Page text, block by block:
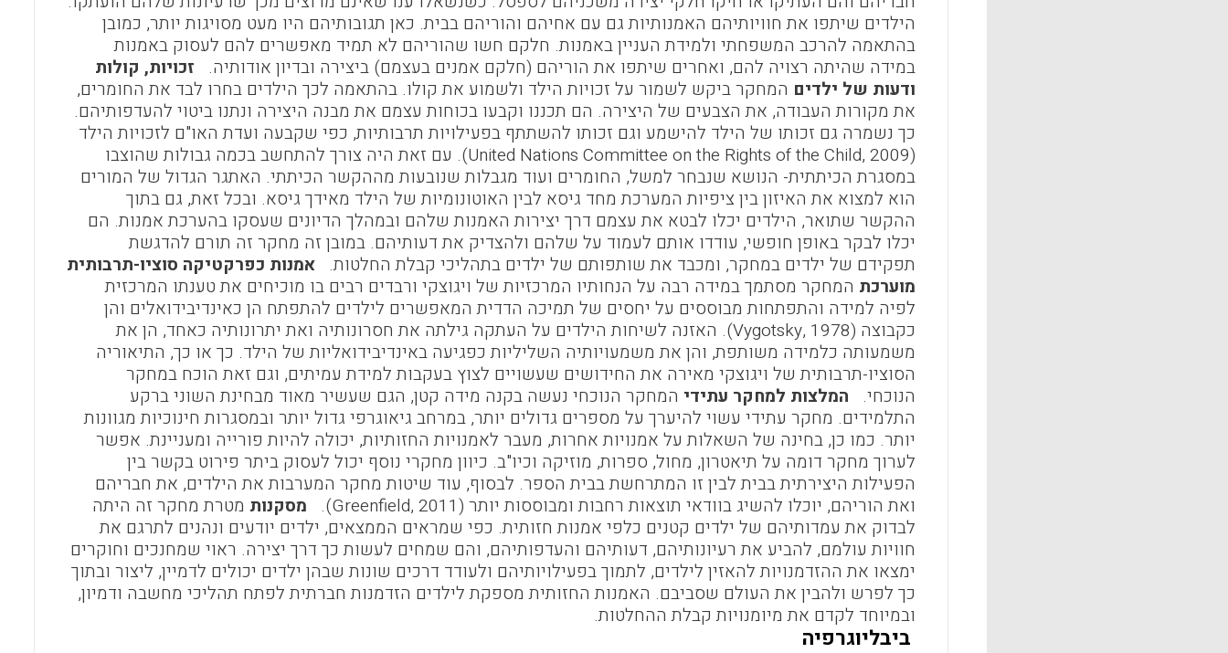
הילדים שיתפו את חוויותיהם האמנותיות גם עם אחיהם והוריהם בבית. כאן תגובותיהם היו מעט מסויגות יותר, כמובן
בהתאמה להרכב המשפחתי ולמידת העניין באמנות. חלקם חשו שהוריהם לא תמיד מאפשרים להם לעסוק באמנות
במידה שהיתה רצויה להם, ואחרים שיתפו את הוריהם (חלקם אמנים בעצמם) ביצירה ובדיון אודותיה. זכויות, קולות
ודעות של ילדים המחקר ביקש לשמור על זכויות הילד ולשמוע את קולו. בהתאמה לכך הילדים בחרו לבד את החומרים,
את מקורות העבודה, את הצבעים של היצירה. הם תכננו וקבעו בכוחות עצמם את מבנה היצירה ונתנו ביטוי להעדפותיהם.
כך נשמרה גם זכותו של הילד להישמע וגם זכותו להשתתף בפעילויות תרבותיות, כפי שקבעה ועדת האו"ם לזכויות הילד
(United Nations Committee on the Rights of the Child, 2009). עם זאת היה צורך להתחשב בכמה גבולות שהוצבו
במסגרת הכיתתית- הנושא שנבחר למשל, החומרים ועוד מגבלות שנובעות מההקשר הכיתתי. האתגר הגדול של המורים
הוא למצוא את האיזון בין ציפיות המערכת מחד גיסא לבין האוטונומיות של הילד מאידך גיסא. ובכל זאת, גם בתוך
ההקשר שתואר, הילדים יכלו לבטא את עצמם דרך יצירות האמנות שלהם ובמהלך הדיונים שעסקו בהערכת אמנות. הם
יכלו לבקר באופן חופשי, עודדו אותם לעמוד על שלהם ולהצדיק את דעותיהם. במובן זה מחקר זה תורם להדגשת
תפקידם של ילדים במחקר, ומכבד את שותפותם של ילדים בתהליכי קבלת החלטות. אמנות כפרקטיקה סוציו-תרבותית
מוערכת המחקר מסתמך במידה רבה על הנחותיו המרכזיות של ויגוצקי ורבדים רבים בו מוכיחים את טענתו המרכזית
לפיה למידה והתפתחות מבוססים על יחסים של תמיכה הדדית המאפשרים לילדים להתפתח הן כאינדיבידואלים והן
כקבוצה (Vygotsky, 1978). האזנה לשיחות הילדים על העתקה גילתה את חסרונותיה ואת יתרונותיה כאחד, הן את
משמעותה כלמידה משותפת, והן את משמעויותיה השליליות כפגיעה באינדיבידואליות של הילד. כך או כך, התיאוריה
הסוציו-תרבותית של ויגוצקי מאירה את החידושים שעשויים לצוץ בעקבות למידת עמיתים, וגם זאת הוכח במחקר
הנוכחי. המלצות למחקר עתידי המחקר הנוכחי נעשה בקנה מידה קטן, הגם שעשיר מאוד מבחינת השוני ברקע
התלמידים. מחקר עתידי עשוי להיערך על מספרים גדולים יותר, במרחב גיאוגרפי גדול יותר ובמסגרות חינוכיות מגוונות
יותר. כמו כן, בחינה של השאלות על אמנויות אחרות, מעבר לאמנויות החזותיות, יכולה להיות פורייה ומעניינת. אפשר
לערוך מחקר דומה על תיאטרון, מחול, ספרות, מוזיקה וכיו"ב. כיוון מחקרי נוסף יכול לעסוק ביתר פירוט בקשר בין
הפעילות היצירתית בבית לבין זו המתרחשת בבית הספר. לבסוף, עוד שיטות מחקר המערבות את הילדים, את חבריהם
ואת הוריהם, יוכלו להשיג בוודאי תוצאות רחבות ומבוססות יותר (Greenfield, 2011).
מסקנות מטרת מחקר זה היתה
לבדוק את עמדותיהם של ילדים קטנים כלפי אמנות חזותית. כפי שמראים הממצאים, ילדים יודעים ונהנים לתרגם את
חוויות עולמם, להביע את רעיונותיהם, דעותיהם והעדפותיהם, והם שמחים לעשות כך דרך יצירה. ראוי שמחנכים וחוקרים
ימצאו את ההזדמנויות להאזין לילדים, לתמוך בפעילויותיהם ולעודד דרכים שונות שבהן ילדים יכולים לדמיין, ליצור ובתוך
כך לפרש ולהבין את העולם שסביבם. האמנות החזותית מספקת לילדים הזדמנות חברתית לפתח תהליכי מחשבה ודמיון,
ובמיוחד לקדם את מיומנויות קבלת ההחלטות.
ביבליוגרפיה